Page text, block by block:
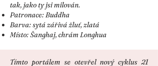
tak, jako ty jsi milován.
Patronace: Buddha
Barva: sytá zářivá žluť, zlatá
Místo: Šanghaj, chrám Longhua
Tímto portálem se otevřel nový cyklus 21